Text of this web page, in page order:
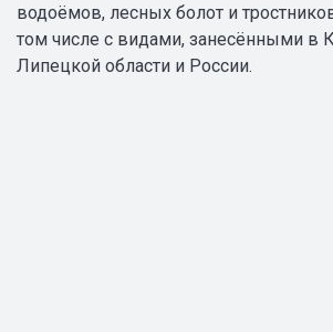
водоёмов, лесных болот и
том числе с видами, занесёнными в
Липецкой области и России.